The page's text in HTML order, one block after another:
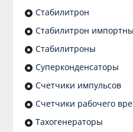
Стабилитрон
Стабилитрон
Стабилитроны
Суперконденсаторы
Счетчики импульсов
Счетчики рабочего
Тахогенераторы